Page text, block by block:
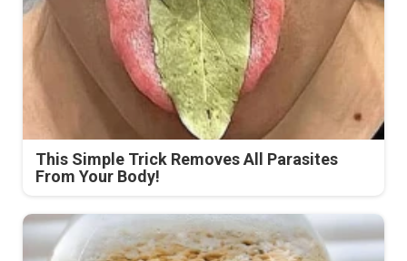
This Simple Trick Removes All Parasites
From Your Body!